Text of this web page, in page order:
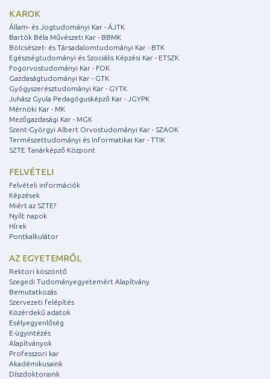
KAROK
Állam- és Jogtudományi Kar - ÁJTK
Bartók Béla Művészeti Kar - BBMK
Bölcsészet- és Társadalomtudományi Kar - BTK
Egészségtudományi és Szociális Képzési Kar - ETSZK
Fogorvostudományi Kar - FOK
Gazdaságtudományi Kar - GTK
Gyógyszerésztudományi Kar - GYTK
Juhász Gyula Pedagógusképző Kar - JGYPK
Mérnöki Kar - MK
Mezőgazdasági Kar - MGK
Szent-Györgyi Albert Orvostudományi Kar - SZAOK
Természettudományi és Informatikai Kar - TTIK
SZTE Tanárképző Központ
FELVÉTELI
Felvételi információk
Képzések
Miért az SZTE?
Nyílt napok
Hírek
Pontkalkulátor
AZ EGYETEMRŐL
Rektori köszöntő
Szegedi Tudományegyetemért Alapítvány
Bemutatkozás
Szervezeti felépítés
Közérdekű adatok
Esélyegyenlőség
E-ügyintézés
Alapítványok
Professzori kar
Akadémikusaink
Díszdoktoraink